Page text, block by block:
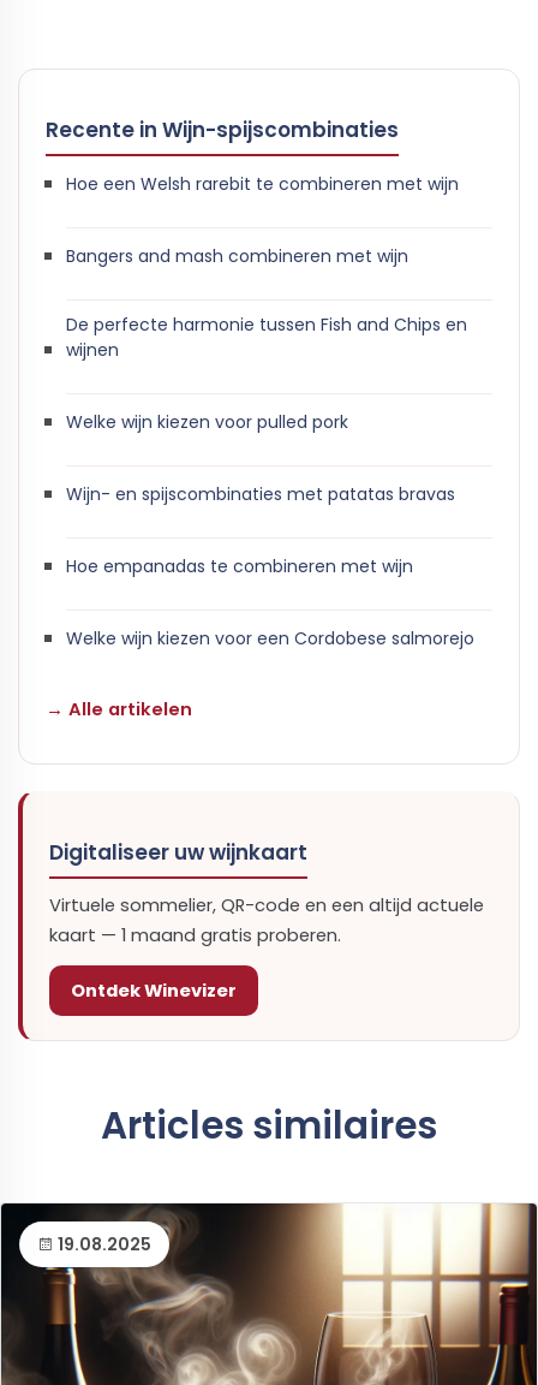
Recente in Wijn-spijscombinaties
Hoe een Welsh rarebit te combineren met wijn
Bangers and mash combineren met wijn
De perfecte harmonie tussen Fish and Chips en
wijnen
Welke wijn kiezen voor pulled pork
Wijn- en spijscombinaties met patatas bravas
Hoe empanadas te combineren met wijn
Welke wijn kiezen voor een Cordobese salmorejo
→ Alle artikelen
Digitaliseer uw wijnkaart
Virtuele sommelier, QR-code en een altijd actuele
kaart — 1 maand gratis proberen.
Ontdek Winevizer
Articles similaires
19.08.2025